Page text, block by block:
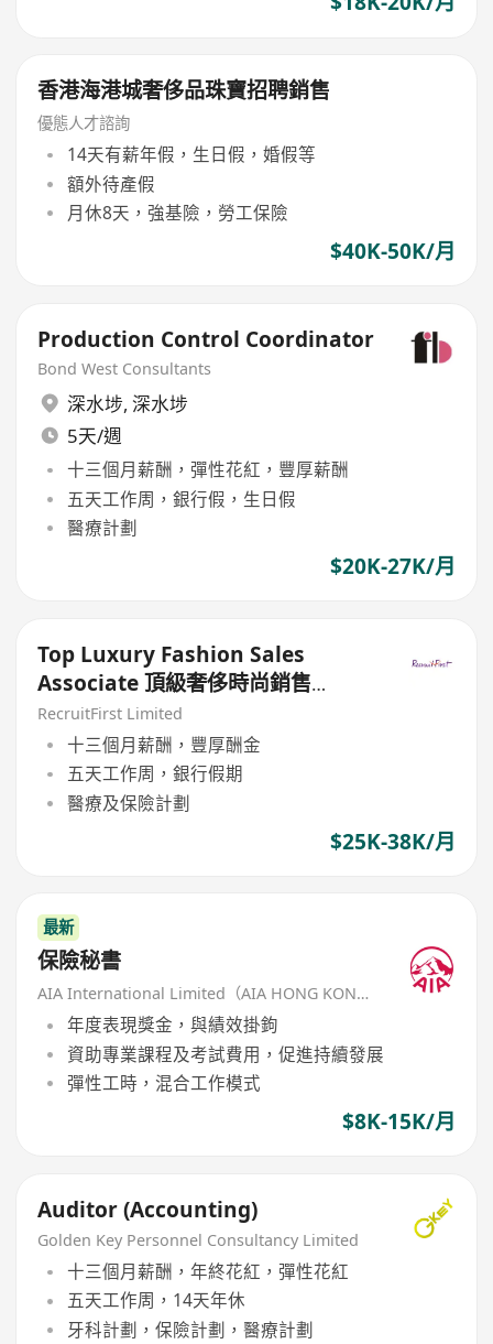
香港海港城奢侈品珠寶招聘銷售
優態人才諮詢
14天有薪年假，生日假，婚假等
額外待產假
月休8天，強基險，勞工保險
$40K-50K/月
Production Control Coordinator
Bond West Consultants
深水埗, 深水埗
5天/週
十三個月薪酬，彈性花紅，豐厚薪酬
五天工作周，銀行假，生日假
醫療計劃
$20K-27K/月
Top Luxury Fashion Sales
Associate 頂級奢侈時尚銷售
($$25-35K)
RecruitFirst Limited
十三個月薪酬，豐厚酬金
五天工作周，銀行假期
醫療及保險計劃
$25K-38K/月
最新
保險秘書
AIA International Limited（AIA HONG KONG）
年度表現獎金，與績效掛鉤
資助專業課程及考試費用，促進持續發展
彈性工時，混合工作模式
$8K-15K/月
Auditor (Accounting)
Golden Key Personnel Consultancy Limited
十三個月薪酬，年終花紅，彈性花紅
五天工作周，14天年休
牙科計劃，保險計劃，醫療計劃